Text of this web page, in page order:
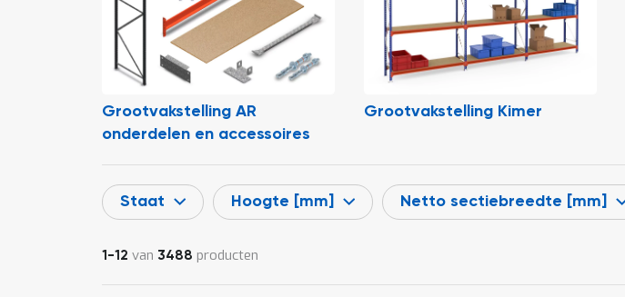
Grootvakstelling AR
onderdelen en accessoires
Grootvakstelling Kimer
Staat Hoogte [mm] Netto sectiebreedte [mm]
1 -12 van 3488 producten